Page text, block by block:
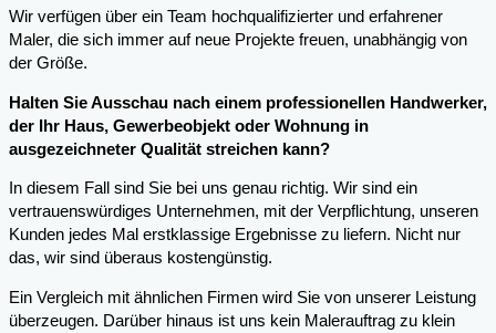
Wir verfügen über ein Team hochqualifizierter und erfahrener
Maler, die sich immer auf neue Projekte freuen, unabhängig von
der Größe.
Halten Sie Ausschau nach einem professionellen Handwerker,
der Ihr Haus, Gewerbeobjekt oder Wohnung in
ausgezeichneter Qualität streichen kann?
In diesem Fall sind Sie bei uns genau richtig. Wir sind ein
vertrauenswürdiges Unternehmen, mit der Verpflichtung, unseren
Kunden jedes Mal erstklassige Ergebnisse zu liefern. Nicht nur
das, wir sind überaus kostengünstig.
Ein Vergleich mit ähnlichen Firmen wird Sie von unserer Leistung
überzeugen. Darüber hinaus ist uns kein Malerauftrag zu klein